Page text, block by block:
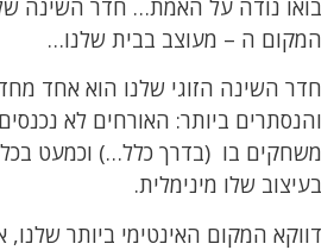
בואו נודה על האמת… חדר השינה
המקום ה – מעוצב בבית שלנו…
חדר השינה הזוגי שלנו הוא אחד
והנסתרים ביותר: האורחים לא
משחקים בו (בדרך כלל…) וכמעט
בעיצוב שלו מינימלית.
דווקא המקום האינטימי ביותר שלנו,